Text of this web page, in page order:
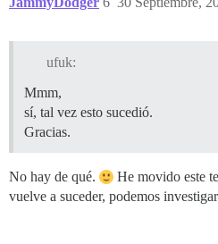
ufuk:
Mmm,
sí, tal vez esto sucedió.
Gracias.
No hay de qué. He movido este
vuelve a suceder, podemos